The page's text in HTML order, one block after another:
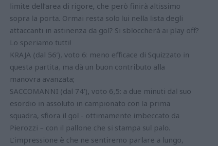
limite dell’area di rigore, che però finirà altissimo
sopra la porta. Ormai resta solo lui nella lista degli
attaccanti in astinenza da gol? Si sbloccherà ai play off?
Lo speriamo tutti!
KRAJA (dal 56’), voto 6: meno efficace di Squizzato in
questa partita, ma dà un buon contributo alla
manovra avanzata;
SACCOMANNI (dal 74’), voto 6,5: a due minuti dal suo
esordio in assoluto in campionato con la prima
squadra, sfiora il gol - ottimamente imbeccato da
Pierozzi – con il pallone che si stampa sul palo.
L’impressione è che ne sentiremo parlare a lungo,